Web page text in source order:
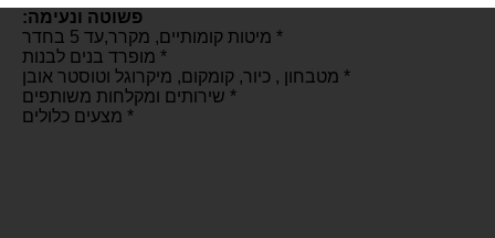
פשוטה ונעימה:
* מיטות קומותיים, מקרר,עד 5 בחדר
* מופרד בנים לבנות
* מטבחון , כיור, קומקום, מיקרוגל וטוסטר אובן
* שירותים ומקלחות משותפים
* מצעים כלולים